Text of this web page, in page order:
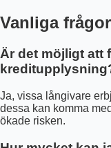
Vanliga
Är det möjligt att
Ja, vissa långivare
dessa kan komma
ökade risken.